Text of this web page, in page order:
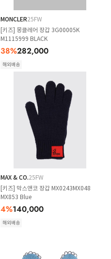
MONCLER25FW
[키즈] 몽클레어 장갑 3G00005K
M1115999 BLACK
38%282,000
해외배송
MAX & CO.25FW
[키즈] 막스앤코 장갑 MX0243MX048
MX853 Blue
4%140,000
해외배송